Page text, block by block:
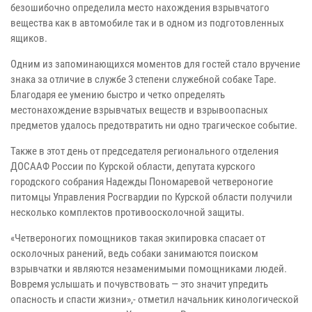
безошибочно определила место нахождения взрывчатого
вещества как в автомобиле так и в одном из подготовленных
ящиков.
Одним из запоминающихся моментов для гостей стало вручение
знака за отличие в службе 3 степени служебной собаке Таре.
Благодаря ее умению быстро и четко определять
местонахождение взрывчатых веществ и взрывоопасных
предметов удалось предотвратить ни одно трагическое событие.
Также в этот день от председателя регионального отделения
ДОСААФ России по Курской области, депутата курского
городского собрания Надежды Пономаревой четвероногие
питомцы Управления Росгвардии по Курской области получили
несколько комплектов противоосколочной защиты.
«Четвероногих помощников такая экипировка спасает от
осколочных ранений, ведь собаки занимаются поиском
взрывчатки и являются незаменимыми помощниками людей.
Вовремя услышать и почувствовать — это значит упредить
опасность и спасти жизни»,- отметил начальник кинологической